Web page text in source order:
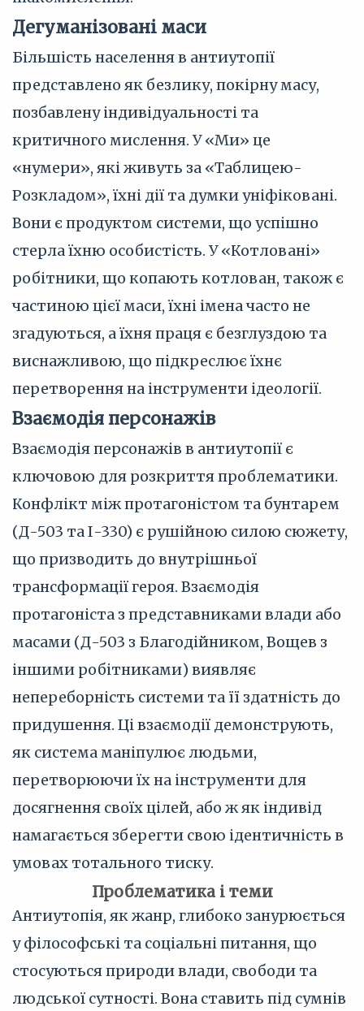
Дегуманізовані маси
Більшість населення в антиутопії
представлено як безлику, покірну масу,
позбавлену індивідуальності та
критичного мислення. У «Ми» це
«нумери», які живуть за «Таблицею-
Розкладом», їхні дії та думки уніфіковані.
Вони є продуктом системи, що успішно
стерла їхню особистість. У «Котловані»
робітники, що копають котлован, також є
частиною цієї маси, їхні імена часто не
згадуються, а їхня праця є безглуздою та
виснажливою, що підкреслює їхнє
перетворення на інструменти ідеології.
Взаємодія персонажів
Взаємодія персонажів в антиутопії є
ключовою для розкриття проблематики.
Конфлікт між протагоністом та бунтарем
(Д-503 та І-330) є рушійною силою сюжету,
що призводить до внутрішньої
трансформації героя. Взаємодія
протагоніста з представниками влади або
масами (Д-503 з Благодійником, Вощев з
іншими робітниками) виявляє
непереборність системи та її здатність до
придушення. Ці взаємодії демонструють,
як система маніпулює людьми,
перетворюючи їх на інструменти для
досягнення своїх цілей, або ж як індивід
намагається зберегти свою ідентичність в
умовах тотального тиску.
Проблематика і теми
Антиутопія, як жанр, глибоко занурюється
у філософські та соціальні питання, що
стосуються природи влади, свободи та
людської сутності. Вона ставить під сумнів